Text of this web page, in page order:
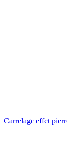
Carrelage effet